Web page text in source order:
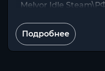
Melvor Idle
Подробнее